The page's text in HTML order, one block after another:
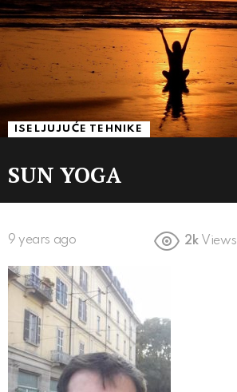
ISELJUJUĆE TEHNIKE
SUN YOGA
9 years ago 2k Views